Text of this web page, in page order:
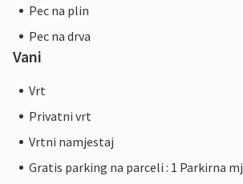
Pec na plin
Pec na drva
Vani
Vrt
Privatni vrt
Vrtni namjestaj
Gratis parking na parceli : 1 Parkirna